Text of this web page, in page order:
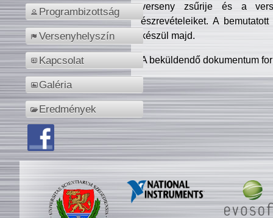
Programbizottság
Versenyhelyszín
Kapcsolat
Galéria
Eredmények
verseny zsűrije és a
észrevételeiket. A
készül majd.
A beküldendő dokumentum